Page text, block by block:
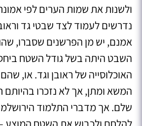
ולשנות את שמות הערים לפי
נדרשים לעמוד לצד שבטי גד
אמנם, יש מן הפרשנים שסברו,
השבט היתה בשל גודל השטח
האוכלוסייה של ראובן וגד. או,
המשא ומתן, אך לא נזכרו
שלם. אך מדברי התלמוד